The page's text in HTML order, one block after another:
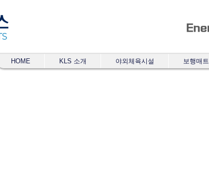
HOME KLS 소개 야외체육시설 보행매트